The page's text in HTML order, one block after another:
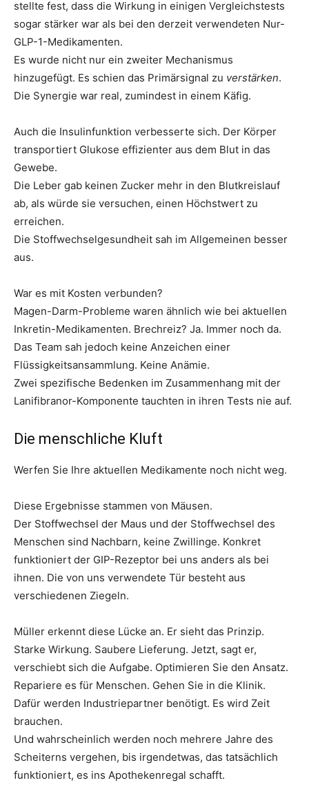
stellte fest, dass die Wirkung in einigen Vergleichstests
sogar stärker war als bei den derzeit verwendeten Nur-
GLP-1-Medikamenten.
Es wurde nicht nur ein zweiter Mechanismus
hinzugefügt. Es schien das Primärsignal zu verstärken.
Die Synergie war real, zumindest in einem Käfig.
Auch die Insulinfunktion verbesserte sich. Der Körper
transportiert Glukose effizienter aus dem Blut in das
Gewebe.
Die Leber gab keinen Zucker mehr in den Blutkreislauf
ab, als würde sie versuchen, einen Höchstwert zu
erreichen.
Die Stoffwechselgesundheit sah im Allgemeinen besser
aus.
War es mit Kosten verbunden?
Magen-Darm-Probleme waren ähnlich wie bei aktuellen
Inkretin-Medikamenten. Brechreiz? Ja. Immer noch da.
Das Team sah jedoch keine Anzeichen einer
Flüssigkeitsansammlung. Keine Anämie.
Zwei spezifische Bedenken im Zusammenhang mit der
Lanifibranor-Komponente tauchten in ihren Tests nie auf.
Die menschliche Kluft
Werfen Sie Ihre aktuellen Medikamente noch nicht weg.
Diese Ergebnisse stammen von Mäusen.
Der Stoffwechsel der Maus und der Stoffwechsel des
Menschen sind Nachbarn, keine Zwillinge. Konkret
funktioniert der GIP-Rezeptor bei uns anders als bei
ihnen. Die von uns verwendete Tür besteht aus
verschiedenen Ziegeln.
Müller erkennt diese Lücke an. Er sieht das Prinzip.
Starke Wirkung. Saubere Lieferung. Jetzt, sagt er,
verschiebt sich die Aufgabe. Optimieren Sie den Ansatz.
Repariere es für Menschen. Gehen Sie in die Klinik.
Dafür werden Industriepartner benötigt. Es wird Zeit
brauchen.
Und wahrscheinlich werden noch mehrere Jahre des
Scheiterns vergehen, bis irgendetwas, das tatsächlich
funktioniert, es ins Apothekenregal schafft.